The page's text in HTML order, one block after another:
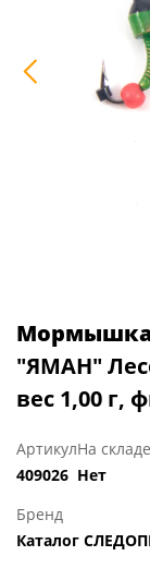
"ЯМАН"
вес 1,00 г,
Артикул
409026
На складе
Нет
Бренд
Каталог